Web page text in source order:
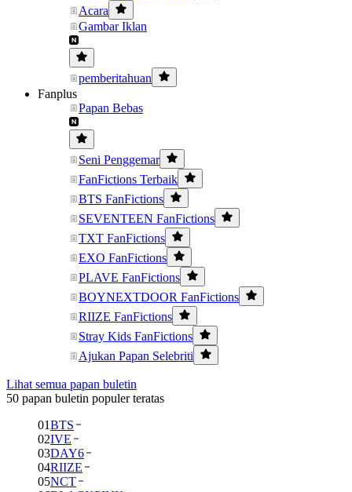
Acara
Gambar Iklan
pemberitahuan
Fanplus
Papan Bebas
Seni Penggemar
FanFictions Terbaik
BTS FanFictions
SEVENTEEN FanFictions
TXT FanFictions
EXO FanFictions
PLAVE FanFictions
BOYNEXTDOOR FanFictions
RIIZE FanFictions
Stray Kids FanFictions
Ajukan Papan Selebriti
Lihat semua papan buletin
50 papan buletin populer teratas
01BTS
02IVE
03DAY6
04RIIZE
05NCT